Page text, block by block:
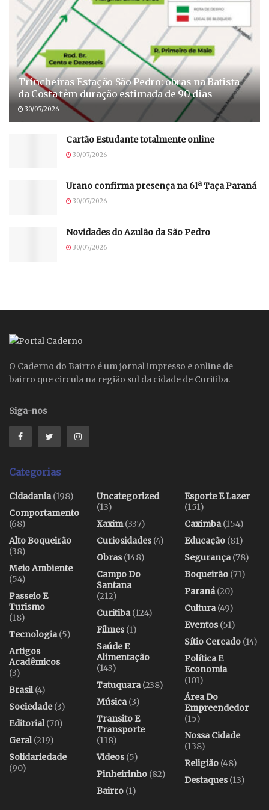
Trincheiras Estação São Pedro: obras na Batista
da Costa têm duração estimada de 90 dias
30/07/2026
Cartão Estudante totalmente online
30/07/2026
Urano confirma presença na 61ª Taça Paraná
30/07/2026
Novidades do Azulão da São Pedro
30/07/2026
O Caderno do Bairro é um jornal impresso e online de
bairro que circula na região sul da cidade de Curitiba.
Siga-nos
Categorias
Cidadania(198)
Comportamento
(68)
Alto Boqueirão
(38)
Meio Ambiente
(54)
Passeio E
Turismo
(18)
Tecnologia(5)
Artigos
Acadêmicos
(3)
Brasil(4)
Sociedade(3)
Editorial(70)
Geral(219)
Solidariedade
(90)
Uncategorized
(13)
Xaxim(337)
Curiosidades(4)
Obras(148)
Campo Do
Santana
(212)
Curitiba(124)
Filmes(1)
Saúde E
Alimentação
(143)
Tatuquara(238)
Música(3)
Transito E
Transporte
(118)
Videos(5)
Pinheirinho (82)
Bairro (1)
Esporte E Lazer
(151)
Caximba(154)
Educação (81)
Segurança(78)
Boqueirão (71)
Paraná(20)
Cultura(49)
Eventos(51)
Sítio Cercado (14)
Política E
Economia
(101)
Área Do
Empreendedor
(15)
Nossa Cidade
(138)
Religião (48)
Destaques(13)